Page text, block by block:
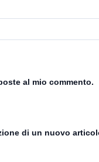
al mio commento.
di un nuovo